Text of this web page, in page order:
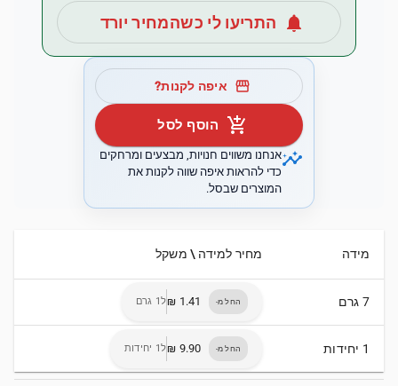
notifications התריעו לי כשהמחיר יורד
storefront איפה לקנות?
add_shopping_cart הוסף לסל
insightsאנחנו משווים חנויות, מבצעים ומרחקים
כדי להראות איפה שווה לקנות את
המוצרים שבסל.
מידה מחיר למידה \ משקל
7 גרם החל מ- ל1 גרם
1 יחידות החל מ- ל1 יחידות